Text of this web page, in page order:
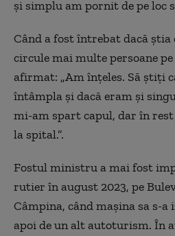
și simplu am pornit de pe loc
Când a fost întrebat dacă știa
circule mai multe persoane
afirmat: „Am înțeles. Să știți
întâmpla și dacă eram și
mi-am spart capul, dar în
la spital.”.
Fostul ministru a mai fost
rutier în august 2023, pe
Câmpina, când mașina sa s-a
apoi de un alt autoturism. În